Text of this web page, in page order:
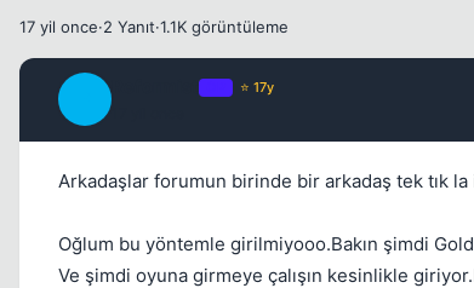
17 yil once·2 Yanıt·1.1K görüntüleme
⭐ 17y
Arkadaşlar forumun birinde bir arkadaş tek tık
Oğlum bu yöntemle girilmiyooo.Bakın şimdi Gold
Ve şimdi oyuna girmeye çalışın kesinlikle